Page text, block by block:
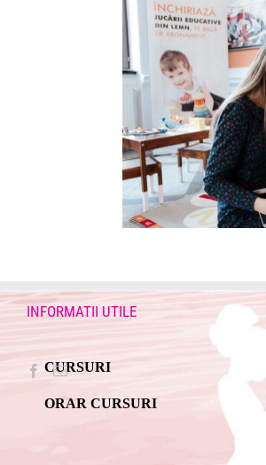
INFORMATII UTILE
CURSURI
ORAR CURSURI